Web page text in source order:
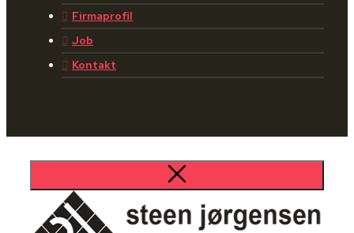
Firmaprofil
Job
Kontakt